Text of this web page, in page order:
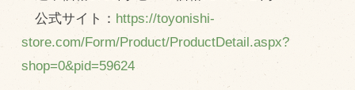
公式サイト： https://toyonishi-
store.com/Form/Product/ProductDetail.aspx?
shop=0&pid=59624